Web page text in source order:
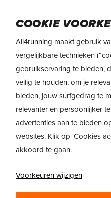
HOKA
WILD
Shop HOKA
COOKIE
All4running maakt gebruik
vergelijkbare technieken
gebruikservaring te bieden,
veilig te houden, om je
bieden, jouw surfgedrag te
relevanter en persoonlijker
advertenties aan te bieden
websites. Klik op 'Cookies
akkoord te gaan.
Voorkeuren wijzigen